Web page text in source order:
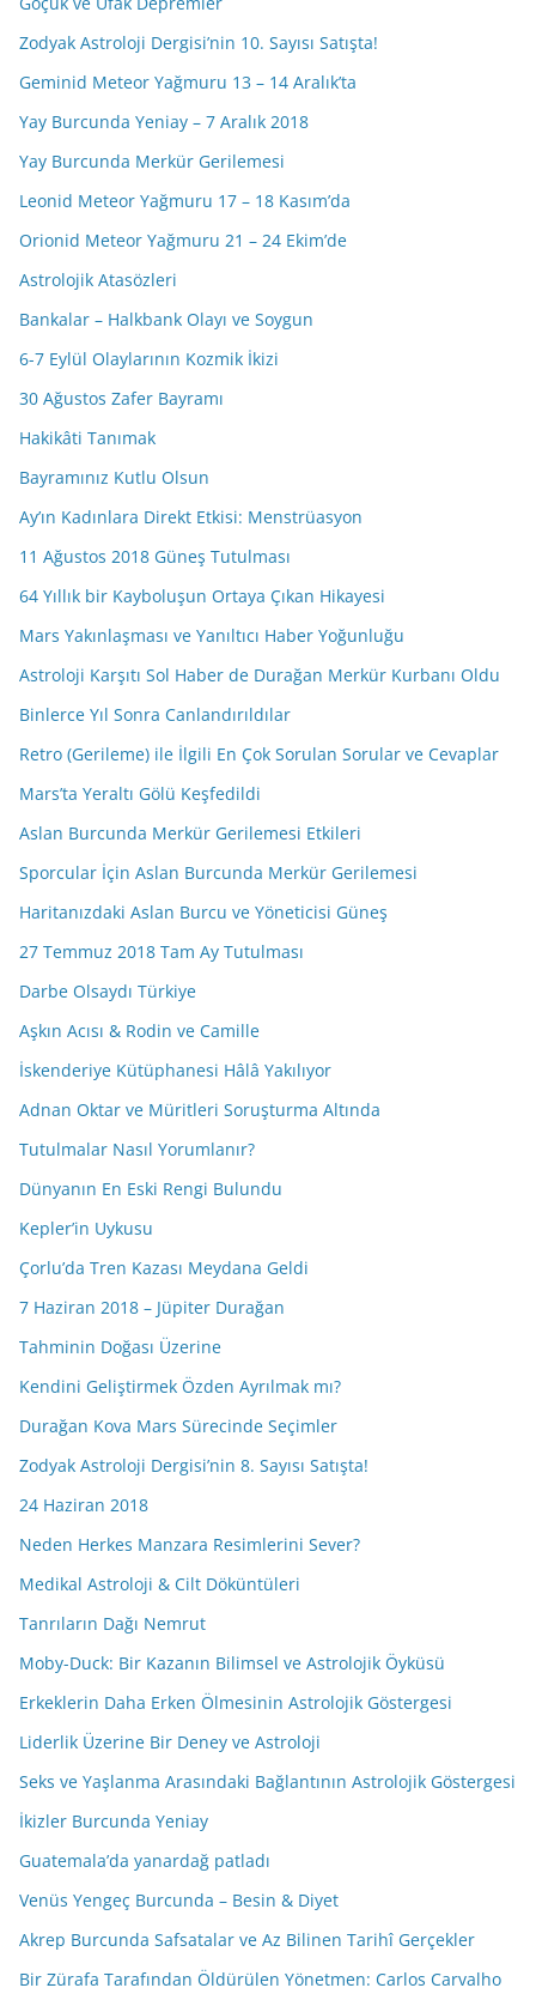
Zodyak Astroloji Dergisi’nin 10. Sayısı Satışta!
Geminid Meteor Yağmuru 13 – 14 Aralık’ta
Yay Burcunda Yeniay – 7 Aralık 2018
Yay Burcunda Merkür Gerilemesi
Leonid Meteor Yağmuru 17 – 18 Kasım’da
Orionid Meteor Yağmuru 21 – 24 Ekim’de
Astrolojik Atasözleri
Bankalar – Halkbank Olayı ve Soygun
6-7 Eylül Olaylarının Kozmik İkizi
30 Ağustos Zafer Bayramı
Hakikâti Tanımak
Bayramınız Kutlu Olsun
Ay’ın Kadınlara Direkt Etkisi: Menstrüasyon
11 Ağustos 2018 Güneş Tutulması
64 Yıllık bir Kayboluşun Ortaya Çıkan Hikayesi
Mars Yakınlaşması ve Yanıltıcı Haber Yoğunluğu
Astroloji Karşıtı Sol Haber de Durağan Merkür Kurbanı Oldu
Binlerce Yıl Sonra Canlandırıldılar
Retro (Gerileme) ile İlgili En Çok Sorulan Sorular ve Cevaplar
Mars’ta Yeraltı Gölü Keşfedildi
Aslan Burcunda Merkür Gerilemesi Etkileri
Sporcular İçin Aslan Burcunda Merkür Gerilemesi
Haritanızdaki Aslan Burcu ve Yöneticisi Güneş
27 Temmuz 2018 Tam Ay Tutulması
Darbe Olsaydı Türkiye
Aşkın Acısı & Rodin ve Camille
İskenderiye Kütüphanesi Hâlâ Yakılıyor
Adnan Oktar ve Müritleri Soruşturma Altında
Tutulmalar Nasıl Yorumlanır?
Dünyanın En Eski Rengi Bulundu
Kepler’in Uykusu
Çorlu’da Tren Kazası Meydana Geldi
7 Haziran 2018 – Jüpiter Durağan
Tahminin Doğası Üzerine
Kendini Geliştirmek Özden Ayrılmak mı?
Durağan Kova Mars Sürecinde Seçimler
Zodyak Astroloji Dergisi’nin 8. Sayısı Satışta!
24 Haziran 2018
Neden Herkes Manzara Resimlerini Sever?
Medikal Astroloji & Cilt Döküntüleri
Tanrıların Dağı Nemrut
Moby-Duck: Bir Kazanın Bilimsel ve Astrolojik Öyküsü
Erkeklerin Daha Erken Ölmesinin Astrolojik Göstergesi
Liderlik Üzerine Bir Deney ve Astroloji
Seks ve Yaşlanma Arasındaki Bağlantının Astrolojik Göstergesi
İkizler Burcunda Yeniay
Guatemala’da yanardağ patladı
Venüs Yengeç Burcunda – Besin & Diyet
Akrep Burcunda Safsatalar ve Az Bilinen Tarihî Gerçekler
Bir Zürafa Tarafından Öldürülen Yönetmen: Carlos Carvalho